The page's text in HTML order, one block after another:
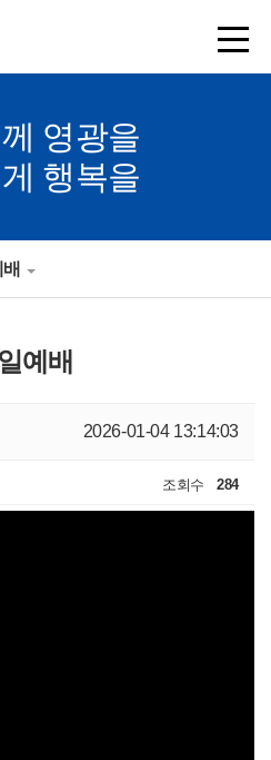
영광을
행복을
예배
2026-01-04 13:14:03
조회수 284